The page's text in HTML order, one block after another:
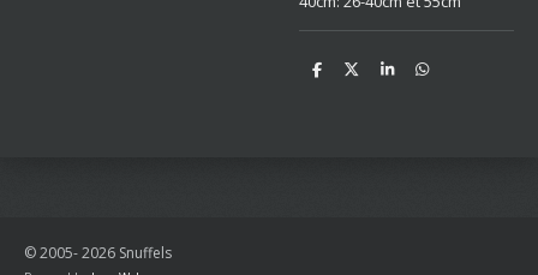
D
D
S
D
© 2005- 2026 Snuffels